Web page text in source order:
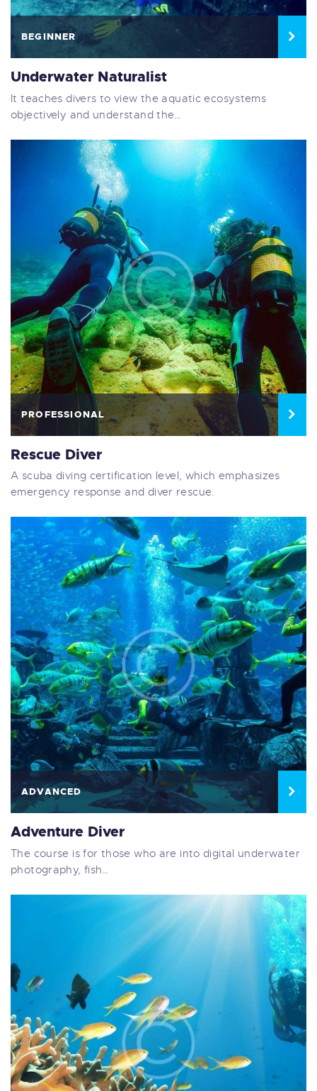
BEGINNER
Underwater Naturalist
It teaches divers to view the aquatic ecosystems
objectively and understand the…
PROFESSIONAL
Rescue Diver
A scuba diving certification level, which emphasizes
emergency response and diver rescue.
ADVANCED
Adventure Diver
The course is for those who are into digital underwater
photography, fish…